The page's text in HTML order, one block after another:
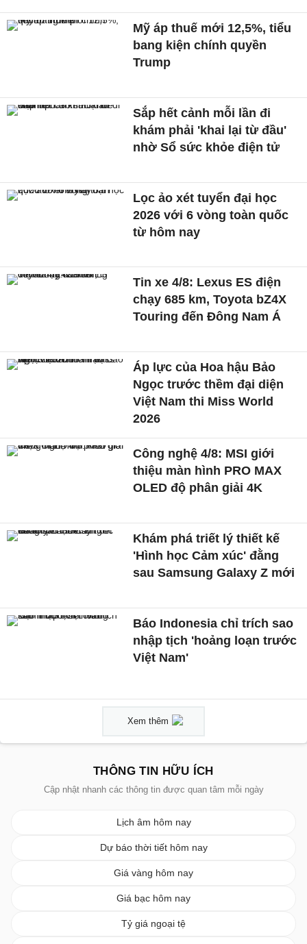
Mỹ áp thuế mới 12,5%, tiểu
bang kiện chính quyền
Trump
Sắp hết cảnh mỗi lần đi
khám phải 'khai lại từ đầu'
nhờ Sổ sức khỏe điện tử
Lọc ảo xét tuyển đại học
2026 với 6 vòng toàn quốc
từ hôm nay
Tin xe 4/8: Lexus ES điện
chạy 685 km, Toyota bZ4X
Touring đến Đông Nam Á
Áp lực của Hoa hậu Bảo
Ngọc trước thềm đại diện
Việt Nam thi Miss World
2026
Công nghệ 4/8: MSI giới
thiệu màn hình PRO MAX
OLED độ phân giải 4K
Khám phá triết lý thiết kế
'Hình học Cảm xúc' đằng
sau Samsung Galaxy Z mới
Báo Indonesia chỉ trích sao
nhập tịch 'hoảng loạn trước
Việt Nam'
Xem thêm
THÔNG TIN HỮU ÍCH
Cập nhật nhanh các thông tin được quan tâm mỗi ngày
Lịch âm hôm nay
Dự báo thời tiết hôm nay
Giá vàng hôm nay
Giá bạc hôm nay
Tỷ giá ngoại tệ